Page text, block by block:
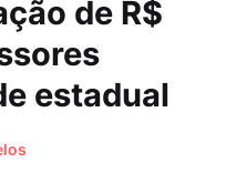
de R$
estadual